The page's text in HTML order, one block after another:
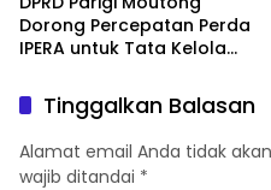
Dorong Percepatan Perda
IPERA untuk Tata Kelola
Tinggalkan Balasan
Alamat email Anda tidak
wajib ditandai *